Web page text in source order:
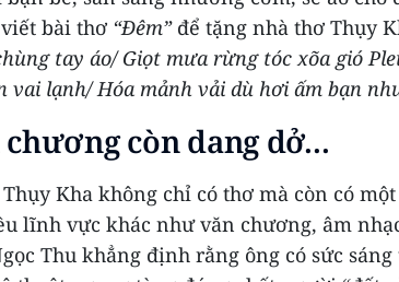
bài thơ “Đêm” để tặng nhà thơ Thụy
tay áo/ Giọt mưa rừng tóc xõa gió
vai lạnh/ Hóa mảnh vải dù hơi ấm bạn
còn dang dở...
Kha không chỉ có thơ mà còn có
lĩnh vực khác như văn chương, âm
Thu khẳng định rằng ông có sức